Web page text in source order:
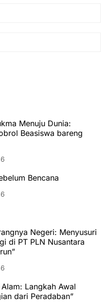
Menuju Dunia:
Beasiswa bareng
Bencana
Negeri: Menyusuri
di PT PLN Nusantara
Langkah Awal
dari Peradaban”